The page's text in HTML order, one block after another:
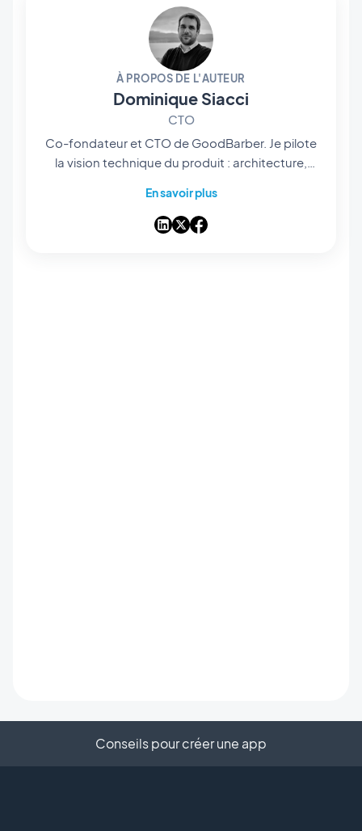
À PROPOS DE L'AUTEUR
Dominique Siacci
CTO
Co-fondateur et CTO de GoodBarber. Je pilote
la vision technique du produit : architecture,
de l'IA au cœur de la plateforme. Développeur
dans l'âme, je reste proche du code et des
En savoir plus
Conseils pour créer une app